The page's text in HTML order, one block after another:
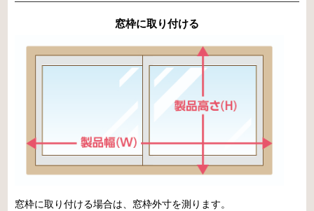
窓枠に取り付ける
窓枠に取り付ける場合は、窓枠外寸を測ります。